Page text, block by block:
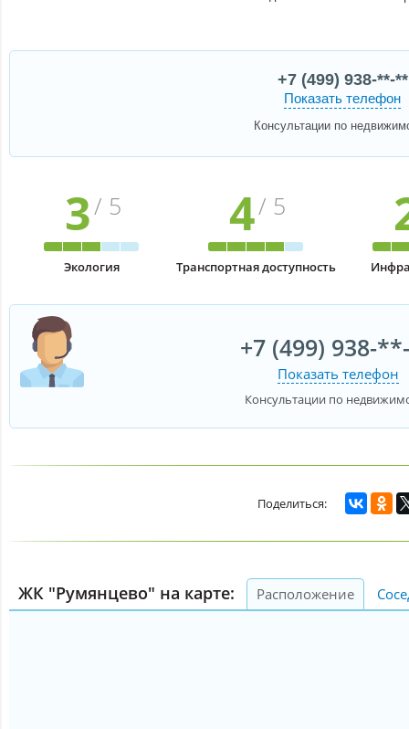
+7 (499) 938-**-**
Показать телефон
Консультации по
3/ 5
Экология
4/ 5
Транспортная доступность
+7 (499) 938-
Показать телефон
Консультации по
ЖК "Румянцево" на карте: Расположение